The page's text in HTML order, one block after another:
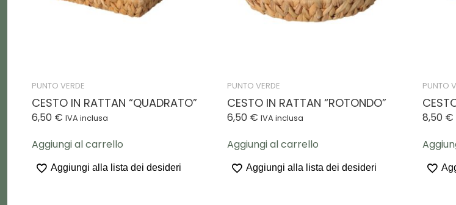
PUNTO VERDE
CESTO IN RATTAN “QUADRATO”
6,50 € IVA inclusa
Aggiungi al carrello
Aggiungi alla lista dei desideri
PUNTO VERDE
CESTO IN RATTAN “ROTONDO”
6,50 € IVA inclusa
Aggiungi al carrello
Aggiungi alla lista dei desideri
PUNTO
8,50 €